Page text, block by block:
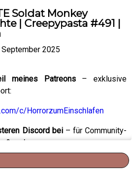
Soldat Monkey
| Creepypasta #491 |
September 2025
meines Patreons– exklusive
c/HorrorzumEinschlafen
Discord bei– für Community-
& mehr: